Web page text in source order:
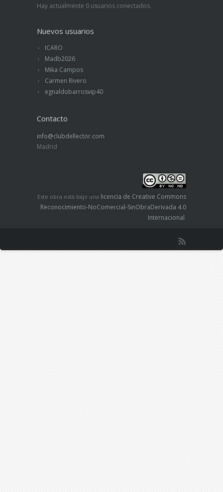
Hay actualmente 0 usuarios conectados.
Nuevos usuarios
ICARO
Madb2026
Mika Campos
Carmen Rivero
egnaldobarrosvip40
Contacto
info@clubdellector.com
Madrid
Este obra está bajo una licencia de Creative Commons
Reconocimiento-NoComercial-SinObraDerivada 4.0
Internacional